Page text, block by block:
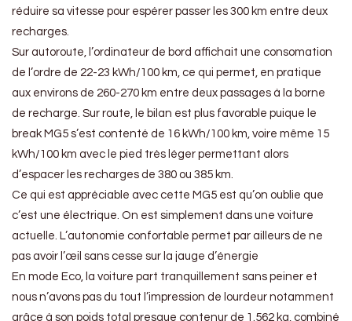
réduire sa vitesse pour espérer passer les 300 km entre deux
recharges.
Sur autoroute, l’ordinateur de bord affichait une consomation
de l’ordre de 22-23 kWh/100 km, ce qui permet, en pratique
aux environs de 260-270 km entre deux passages à la borne
de recharge. Sur route, le bilan est plus favorable puique le
break MG5 s’est contenté de 16 kWh/100 km, voire même 15
kWh/100 km avec le pied très léger permettant alors
d’espacer les recharges de 380 ou 385 km.
Ce qui est appréciable avec cette MG5 est qu’on oublie que
c’est une électrique. On est simplement dans une voiture
actuelle. L’autonomie confortable permet par ailleurs de ne
pas avoir l’œil sans cesse sur la jauge d’énergie
En mode Eco, la voiture part tranquillement sans peiner et
nous n’avons pas du tout l’impression de lourdeur notamment
grâce à son poids total presque contenur de 1.562 kg, combiné